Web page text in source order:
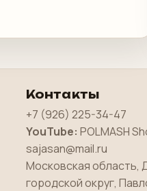
Контакты
+7 (926) 225-34-47
YouTube: POLMASH
sajasan@mail.ru
Московская область,
городской округ,